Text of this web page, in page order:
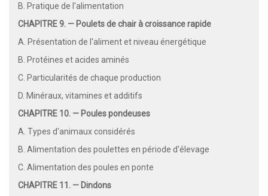
B. Pratique de l'alimentation
CHAPITRE 9. — Poulets de chair à croissance rapide
A. Présentation de l'aliment et niveau énergétique
B. Protéines et acides aminés
C. Particularités de chaque production
D. Minéraux, vitamines et additifs
CHAPITRE 10. — Poules pondeuses
A. Types d'animaux considérés
B. Alimentation des poulettes en période d'élevage
C. Alimentation des poules en ponte
CHAPITRE 11. — Dindons